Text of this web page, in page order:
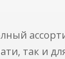
так и